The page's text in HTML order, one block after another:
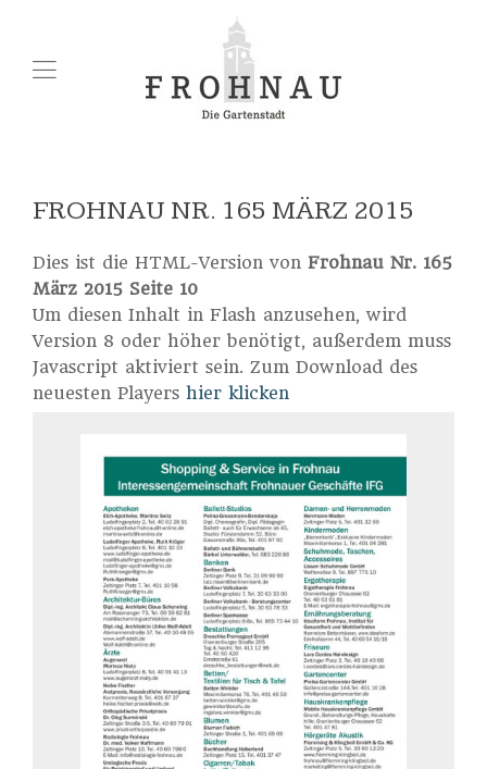
FROHNAU NR. 165 MÄRZ 2015
Dies ist die HTML-Version von Frohnau Nr. 165
März 2015 Seite 10
Um diesen Inhalt in Flash anzusehen, wird
Version 8 oder höher benötigt, außerdem muss
Javascript aktiviert sein. Zum Download des
neuesten Players hier klicken